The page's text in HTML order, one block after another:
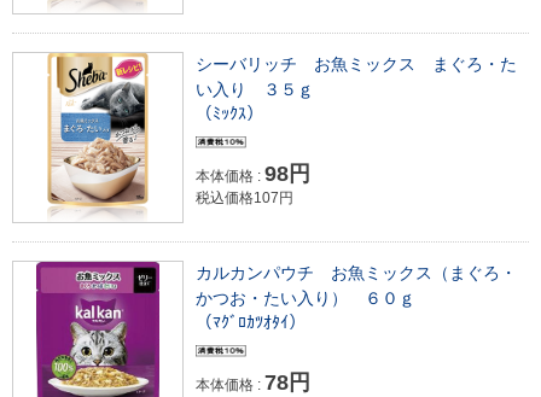
シーバリッチ お魚ミックス まぐろ・た
い入り ３５ｇ
（ﾐｯｸｽ）
本体価格 : 98円
税込価格107円
カルカンパウチ お魚ミックス（まぐろ・
かつお・たい入り） ６０ｇ
（ﾏｸﾞﾛｶﾂｵﾀｲ）
本体価格 : 78円